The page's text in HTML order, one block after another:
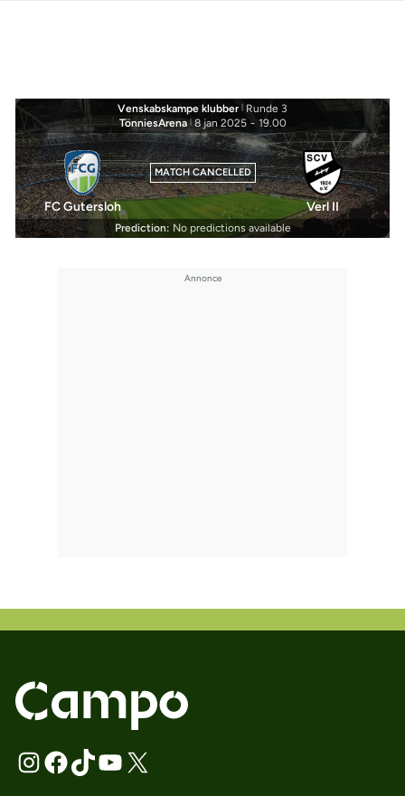
Venskabskampe klubber | Runde 3
TönniesArena | 8 jan 2025 - 19.00
FC Gutersloh
MATCH CANCELLED
Verl II
Prediction: No predictions available